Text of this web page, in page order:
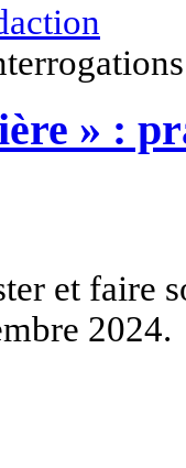
» :
et faire
2024.